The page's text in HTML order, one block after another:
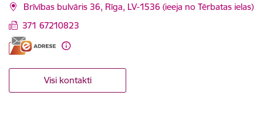
Brīvības bulvāris 36, Rīga, LV-1536 (ieeja no Tērbatas ielas)
371 67210823
Visi kontakti